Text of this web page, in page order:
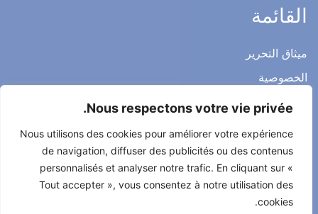
Nous respectons votre vie privée.
Nous utilisons des cookies pour améliorer votre expérience
de navigation, diffuser des publicités ou des contenus
personnalisés et analyser notre trafic. En cliquant sur «
Tout accepter », vous consentez à notre utilisation des
cookies.
القائمة
ميثاق التحرير
الخصوصية
الاشعار القانوني
اتصل بنا